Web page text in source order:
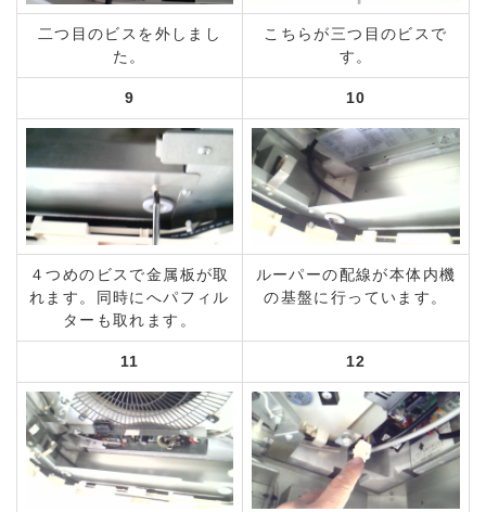
二つ目のビスを外しまし
た。
こちらが三つ目のビスで
す。
9 10
４つめのビスで金属板が取
れます。同時にへパフィル
ターも取れます。
ルーパーの配線が本体内機
の基盤に行っています。
11 12